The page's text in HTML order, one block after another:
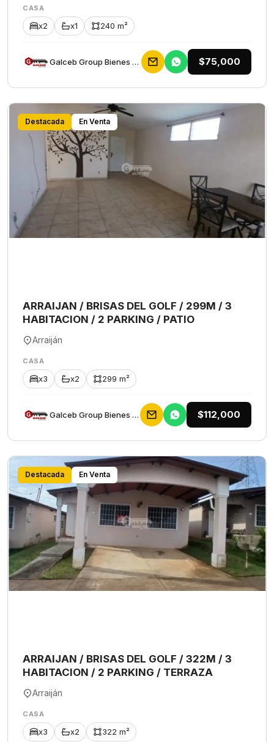
CASA
x2 x1 240 m²
Galceb Group Bienes Raices $75,000
Destacada En Venta
ARRAIJAN / BRISAS DEL GOLF / 299M / 3
HABITACION / 2 PARKING / PATIO
Arraiján
CASA
x3 x2 299 m²
Galceb Group Bienes Raices $112,000
Destacada En Venta
ARRAIJAN / BRISAS DEL GOLF / 322M / 3
HABITACION / 2 PARKING / TERRAZA
Arraiján
CASA
x3 x2 322 m²